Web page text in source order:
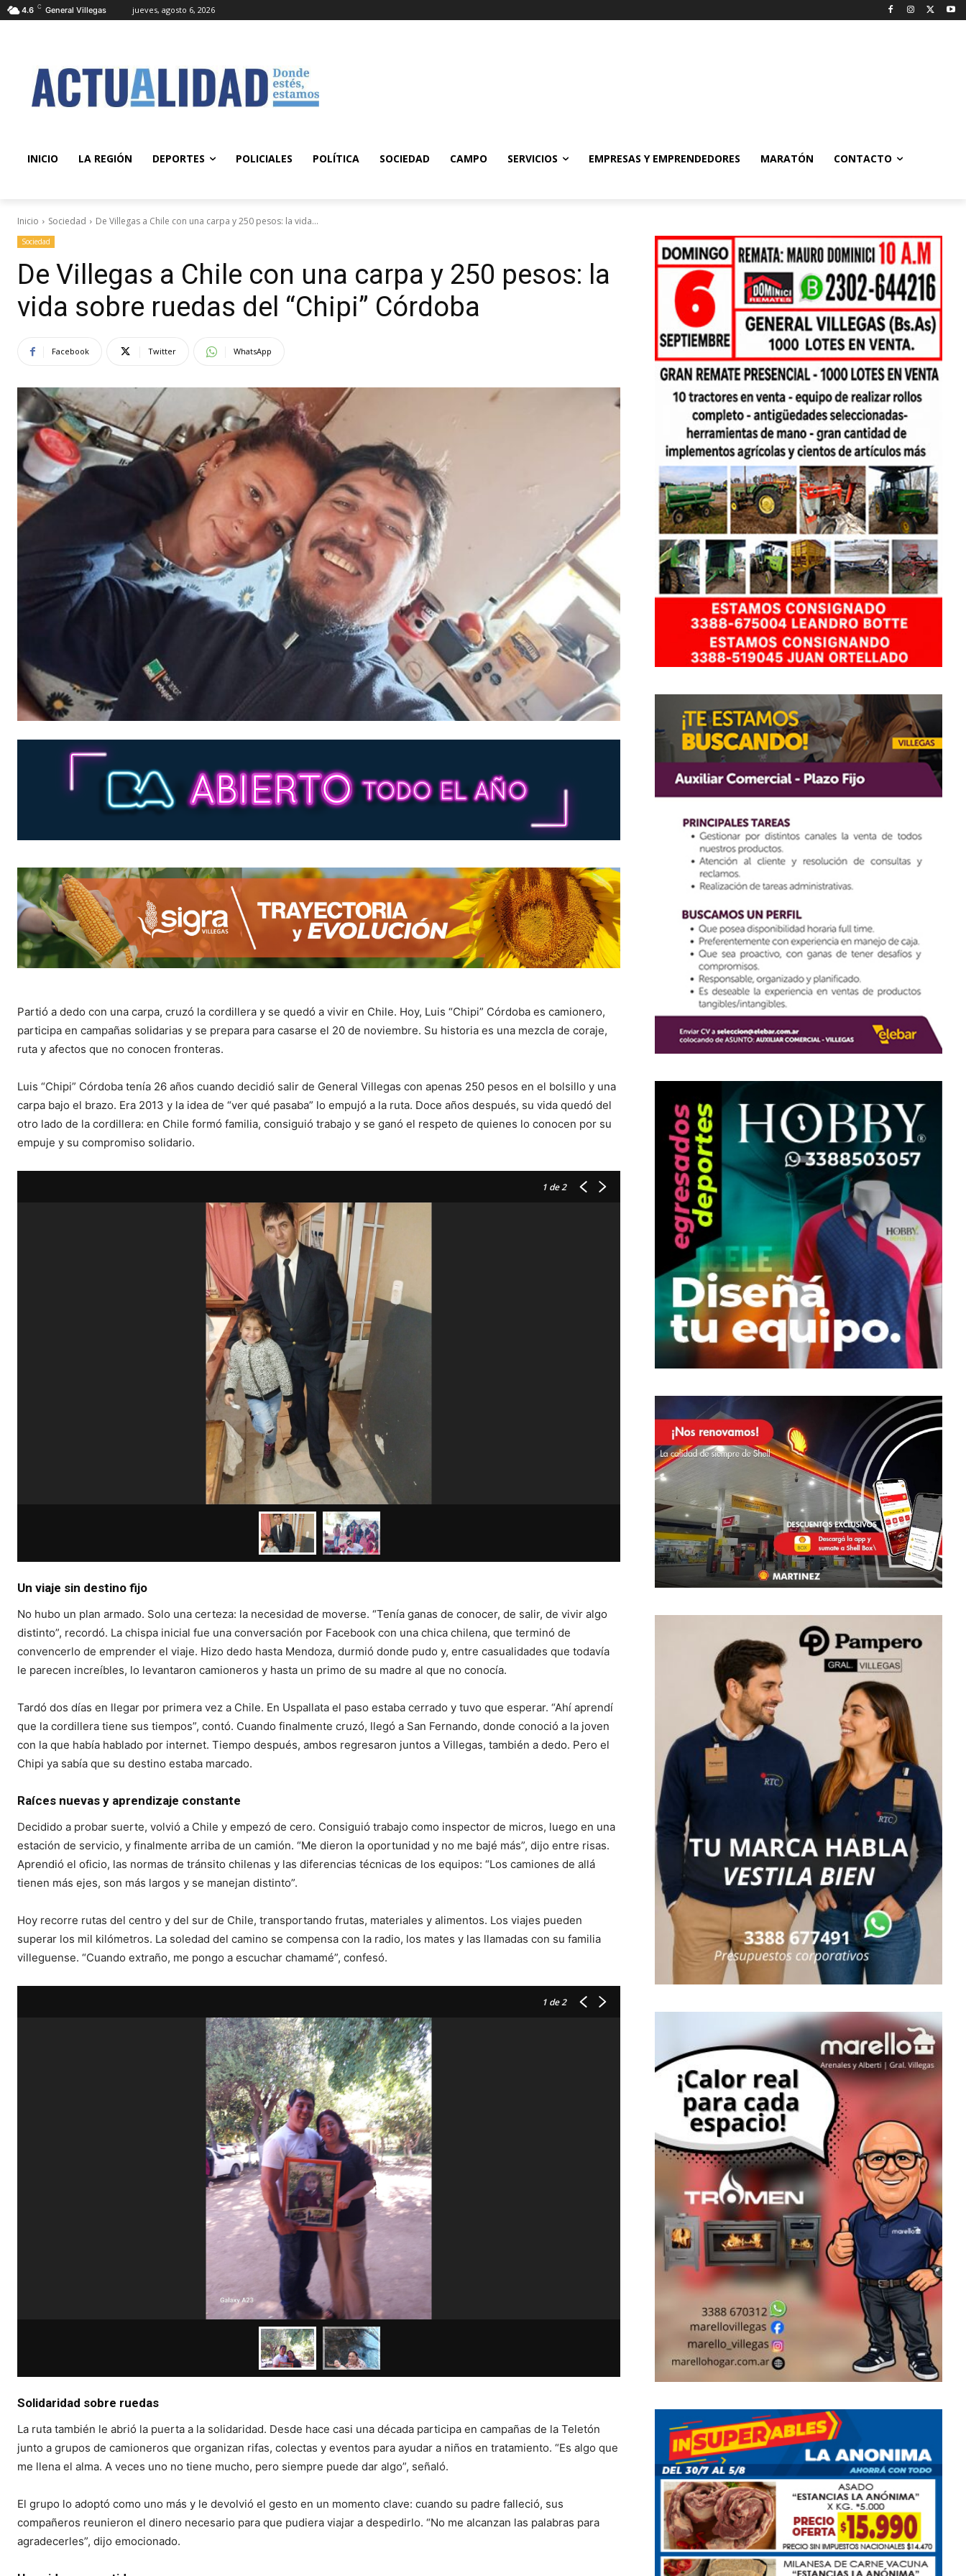
4.6 C General Villegas jueves, agosto 6, 2026
INICIO LA REGIÓN DEPORTES POLICIALES POLÍTICA SOCIEDAD CAMPO SERVICIOS EMPRESAS Y EMPRENDEDORES MARATÓN CONTACTO
Inicio Sociedad De Villegas a Chile con una carpa y 250 pesos: la vida...
Sociedad
De Villegas a Chile con una carpa y 250 pesos: la
vida sobre ruedas del “Chipi” Córdoba
Facebook Twitter WhatsApp
Partió a dedo con una carpa, cruzó la cordillera y se quedó a vivir en Chile. Hoy, Luis “Chipi” Córdoba es camionero,
participa en campañas solidarias y se prepara para casarse el 20 de noviembre. Su historia es una mezcla de coraje,
ruta y afectos que no conocen fronteras.
Luis “Chipi” Córdoba tenía 26 años cuando decidió salir de General Villegas con apenas 250 pesos en el bolsillo y una
carpa bajo el brazo. Era 2013 y la idea de “ver qué pasaba” lo empujó a la ruta. Doce años después, su vida quedó del
otro lado de la cordillera: en Chile formó familia, consiguió trabajo y se ganó el respeto de quienes lo conocen por su
empuje y su compromiso solidario.
1 de 2
Un viaje sin destino fijo
No hubo un plan armado. Solo una certeza: la necesidad de moverse. “Tenía ganas de conocer, de salir, de vivir algo
distinto”, recordó. La chispa inicial fue una conversación por Facebook con una chica chilena, que terminó de
convencerlo de emprender el viaje. Hizo dedo hasta Mendoza, durmió donde pudo y, entre casualidades que todavía
le parecen increíbles, lo levantaron camioneros y hasta un primo de su madre al que no conocía.
Tardó dos días en llegar por primera vez a Chile. En Uspallata el paso estaba cerrado y tuvo que esperar. “Ahí aprendí
que la cordillera tiene sus tiempos”, contó. Cuando finalmente cruzó, llegó a San Fernando, donde conoció a la joven
con la que había hablado por internet. Tiempo después, ambos regresaron juntos a Villegas, también a dedo. Pero el
Chipi ya sabía que su destino estaba marcado.
Raíces nuevas y aprendizaje constante
Decidido a probar suerte, volvió a Chile y empezó de cero. Consiguió trabajo como inspector de micros, luego en una
estación de servicio, y finalmente arriba de un camión. “Me dieron la oportunidad y no me bajé más”, dijo entre risas.
Aprendió el oficio, las normas de tránsito chilenas y las diferencias técnicas de los equipos: “Los camiones de allá
tienen más ejes, son más largos y se manejan distinto”.
Hoy recorre rutas del centro y del sur de Chile, transportando frutas, materiales y alimentos. Los viajes pueden
superar los mil kilómetros. La soledad del camino se compensa con la radio, los mates y las llamadas con su familia
villeguense. “Cuando extraño, me pongo a escuchar chamamé”, confesó.
1 de 2
Solidaridad sobre ruedas
La ruta también le abrió la puerta a la solidaridad. Desde hace casi una década participa en campañas de la Teletón
junto a grupos de camioneros que organizan rifas, colectas y eventos para ayudar a niños en tratamiento. “Es algo que
me llena el alma. A veces uno no tiene mucho, pero siempre puede dar algo”, señaló.
El grupo lo adoptó como uno más y le devolvió el gesto en un momento clave: cuando su padre falleció, sus
compañeros reunieron el dinero necesario para que pudiera viajar a despedirlo. “No me alcanzan las palabras para
agradecerles”, dijo emocionado.